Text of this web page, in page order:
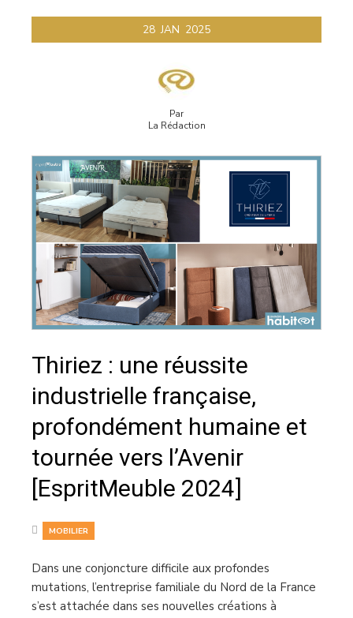
28 JAN 2025
Par
La Rédaction
Thiriez : une réussite
industrielle française,
profondément humaine et
tournée vers l’Avenir
[EspritMeuble 2024]
MOBILIER
Dans une conjoncture difficile aux profondes
mutations, l’entreprise familiale du Nord de la France
s’est attachée dans ses nouvelles créations à